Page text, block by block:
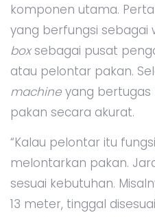
komponen utama.
yang berfungsi sebagai
boxsebagai pusat
atau pelontar pakan.
machine yang
pakan secara akurat.
“Kalau pelontar itu
melontarkan pakan.
sesuai kebutuhan.
13 meter, tinggal